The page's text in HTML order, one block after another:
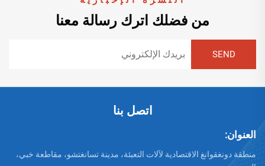
من فضلك اترك رسالة معنا
اتصل بنا
العنوان:
منطقة دونغقوانغ الاقتصادية لآلات التعبئة، مدينة تسانغتشو، مقاطعة خبي،